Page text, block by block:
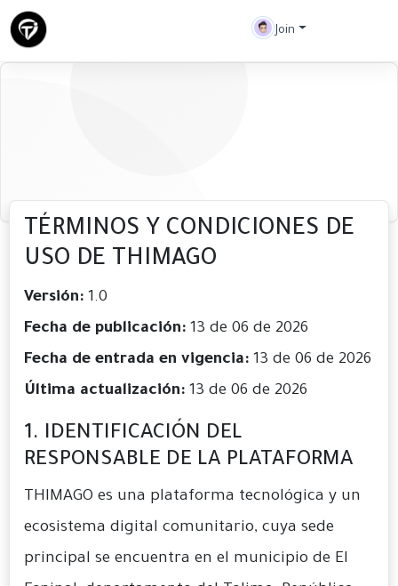
Join
TÉRMINOS Y CONDICIONES DE
USO DE THIMAGO
Versión: 1.0
Fecha de publicación: 13 de 06 de 2026
Fecha de entrada en vigencia: 13 de 06 de 2026
Última actualización: 13 de 06 de 2026
1. IDENTIFICACIÓN DEL
RESPONSABLE DE LA PLATAFORMA
THIMAGO es una plataforma tecnológica y un
ecosistema digital comunitario, cuya sede
principal se encuentra en el municipio de El